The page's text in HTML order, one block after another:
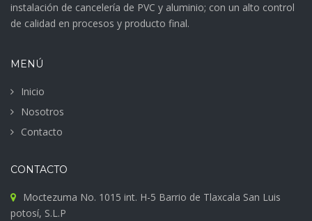
instalación de cancelería de PVC y aluminio; con un alto control
de calidad en procesos y producto final.
MENÚ
Inicio
Nosotros
Contacto
CONTACTO
Moctezuma No. 1015 int. H-5 Barrio de Tlaxcala San Luis
potosí, S.L.P